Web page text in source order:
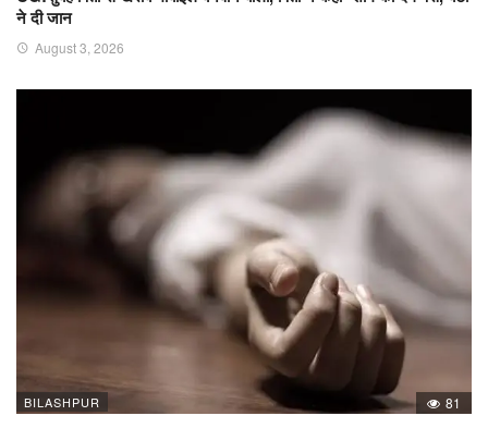
ने दी जान
August 3, 2026
BILASHPUR 81